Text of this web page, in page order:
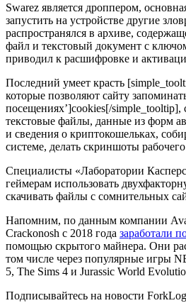
Swarez является дроппером,
запустить на устройстве другие
распространялся в архиве,
файл и текстовый документ с
приводил к расшифровке и
Последний умеет красть
которые позволяют сайту
посещениях’]cookies[/simple_tooltip],
текстовые файлы, данные из форм
и сведения о криптокошельках,
системе, делать скриншоты рабочего
Специалисты «Лаборатории
геймерам использовать
скачивать файлы с сомнительных
Напомним, по данным компании
Crackonosh с 2018 года заработали
помощью скрытого майнера. Они
том числе через популярные игры
5, The Sims 4 и Jurassic World
Подписывайтесь на новости